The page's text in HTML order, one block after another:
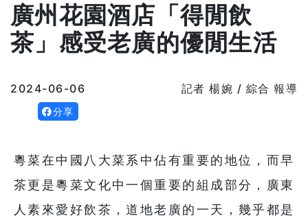
廣州花園酒店「得閒飲
茶」感受老廣的優閒生活
2024-06-06 記者 楊婉 / 綜合 報導
分享
粵菜在中國八大菜系中佔有重要的地位，而早
茶更是粵菜文化中一個重要的組成部分，廣東
人素來愛好飲茶，道地老廣的一天，幾乎都是